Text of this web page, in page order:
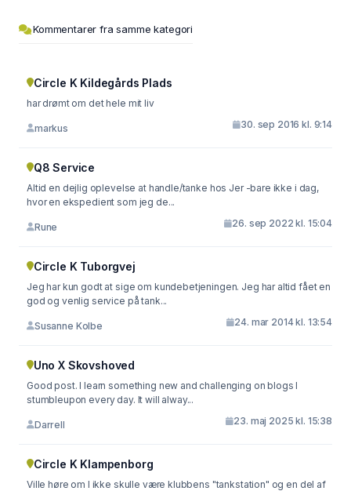
Kommentarer fra samme kategori
Circle K Kildegårds Plads
har drømt om det hele mit liv
markus 30. sep 2016 kl. 9:14
Q8 Service
Altid en dejlig oplevelse at handle/tanke hos Jer -bare ikke i dag,
hvor en ekspedient som jeg de...
Rune 26. sep 2022 kl. 15:04
Circle K Tuborgvej
Jeg har kun godt at sige om kundebetjeningen. Jeg har altid fået en
god og venlig service på tank...
Susanne Kolbe 24. mar 2014 kl. 13:54
Uno X Skovshoved
Good post. I learn something new and challenging on blogs I
stumbleupon every day. It will alway...
Darrell 23. maj 2025 kl. 15:38
Circle K Klampenborg
Ville høre om I ikke skulle være klubbens "tankstation" og en del af